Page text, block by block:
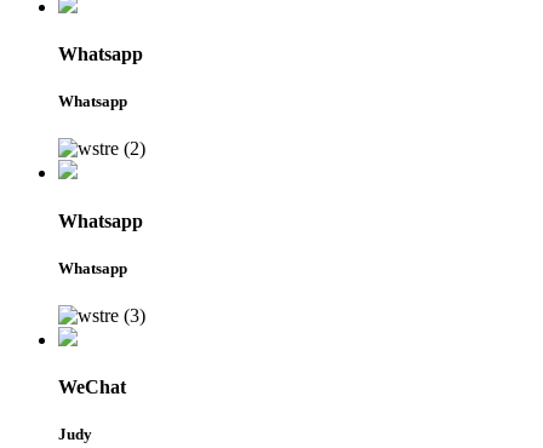
Whatsapp
Whatsapp
Whatsapp
Whatsapp
WeChat
Judy